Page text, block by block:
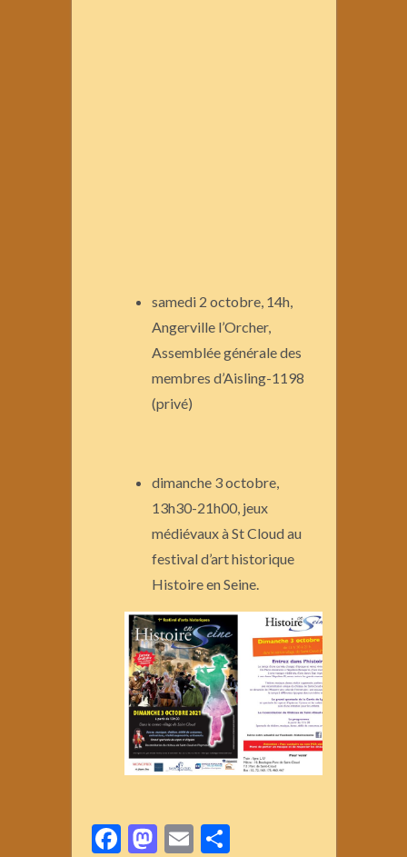
samedi 2 octobre, 14h,
Angerville l’Orcher,
Assemblée générale des
membres d’Aisling-1198
(privé)
dimanche 3 octobre,
13h30-21h00, jeux
médiévaux à St Cloud au
festival d’art historique
Histoire en Seine.
Facebook
Mastodon
Email